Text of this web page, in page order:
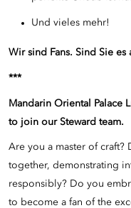
Und vieles mehr!
Wir sind Fans. Sind Sie es
***
Mandarin Oriental Palace
to join our Steward team.
Are you a master of craft?
together, demonstrating
responsibly? Do you
to become a fan of the